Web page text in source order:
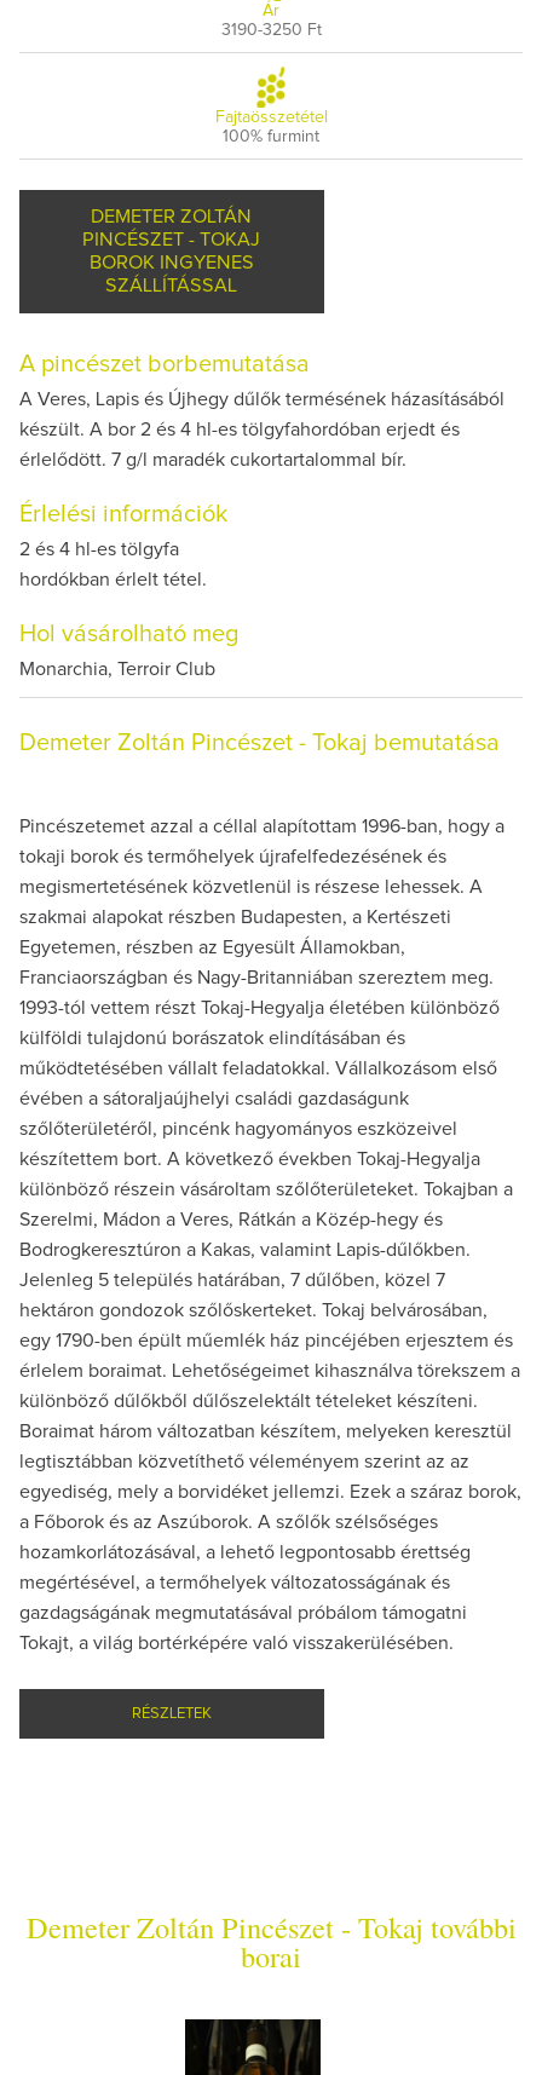
Ár
3190-3250 Ft
Fajtaösszetétel
100% furmint
DEMETER ZOLTÁN
PINCÉSZET - TOKAJ
BOROK INGYENES
SZÁLLÍTÁSSAL
A pincészet borbemutatása
A Veres, Lapis és Újhegy dűlők termésének házasításából
készült. A bor 2 és 4 hl-es tölgyfahordóban erjedt és
érlelődött. 7 g/l maradék cukortartalommal bír.
Érlelési információk
2 és 4 hl-es tölgyfa
hordókban érlelt tétel.
Hol vásárolható meg
Monarchia, Terroir Club
Demeter Zoltán Pincészet - Tokaj bemutatása
Pincészetemet azzal a céllal alapítottam 1996-ban, hogy a
tokaji borok és termőhelyek újrafelfedezésének és
megismertetésének közvetlenül is részese lehessek. A
szakmai alapokat részben Budapesten, a Kertészeti
Egyetemen, részben az Egyesült Államokban,
Franciaországban és Nagy-Britanniában szereztem meg.
1993-tól vettem részt Tokaj-Hegyalja életében különböző
külföldi tulajdonú borászatok elindításában és
működtetésében vállalt feladatokkal. Vállalkozásom első
évében a sátoraljaújhelyi családi gazdaságunk
szőlőterületéről, pincénk hagyományos eszközeivel
készítettem bort. A következő években Tokaj-Hegyalja
különböző részein vásároltam szőlőterületeket. Tokajban a
Szerelmi, Mádon a Veres, Rátkán a Közép-hegy és
Bodrogkeresztúron a Kakas, valamint Lapis-dűlőkben.
Jelenleg 5 település határában, 7 dűlőben, közel 7
hektáron gondozok szőlőskerteket. Tokaj belvárosában,
egy 1790-ben épült műemlék ház pincéjében erjesztem és
érlelem boraimat. Lehetőségeimet kihasználva törekszem a
különböző dűlőkből dűlőszelektált tételeket készíteni.
Boraimat három változatban készítem, melyeken keresztül
legtisztábban közvetíthető véleményem szerint az az
egyediség, mely a borvidéket jellemzi. Ezek a száraz borok,
a Főborok és az Aszúborok. A szőlők szélsőséges
hozamkorlátozásával, a lehető legpontosabb érettség
megértésével, a termőhelyek változatosságának és
gazdagságának megmutatásával próbálom támogatni
Tokajt, a világ bortérképére való visszakerülésében.
RÉSZLETEK
Demeter Zoltán Pincészet - Tokaj további
borai